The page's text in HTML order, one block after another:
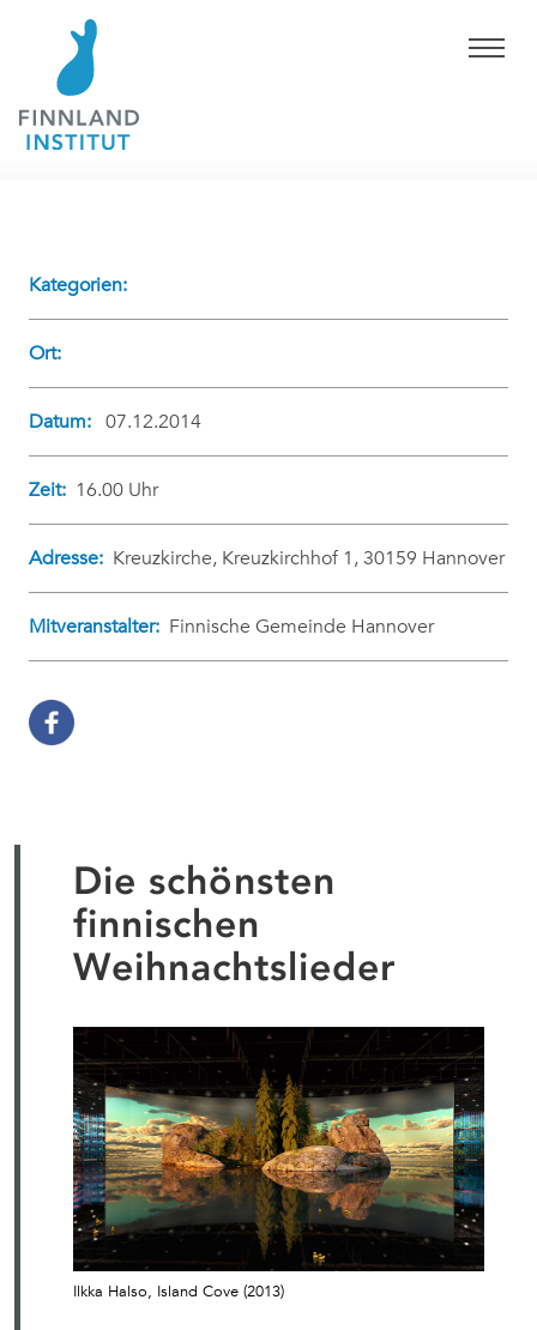
Kategorien:
Ort:
Datum: 07.12.2014
Zeit: 16.00 Uhr
Adresse: Kreuzkirche, Kreuzkirchhof 1, 30159 Hannover
Mitveranstalter: Finnische Gemeinde Hannover
Die schönsten
finnischen
Weihnachtslieder
Ilkka Halso, Island Cove (2013)